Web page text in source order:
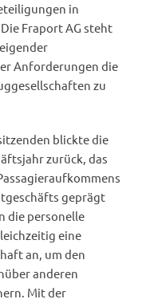
in
Fraport AG steht
Anforderungen die
zu
blickte die
zurück, das
geprägt
die personelle
eine
an, um den
anderen
Mit der